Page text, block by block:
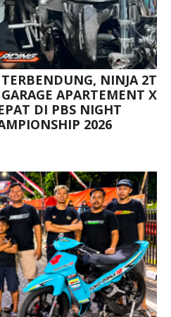
NINJA 2T
APARTEMENT X
DI PBS NIGHT
2026